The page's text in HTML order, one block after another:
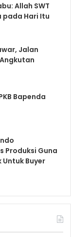
Allah SWT
pada Hari Itu
Jalan
Bapenda
Produksi Guna
Buyer